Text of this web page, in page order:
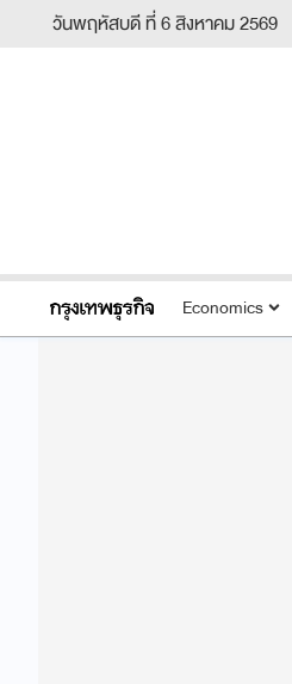
วันพฤหัสบดี ที่ 6 สิงหาคม 2569
Economics